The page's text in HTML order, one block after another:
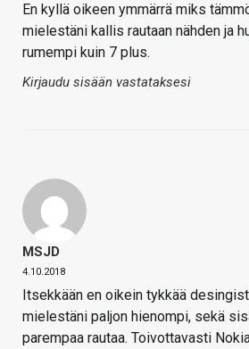
En kyllä oikeen ymmärrä miks
mielestäni kallis rautaan nähden ja
rumempi kuin 7 plus.
Kirjaudu sisään vastataksesi
MSJD
4.10.2018
Itsekkään en oikein tykkää
mielestäni paljon hienompi, sekä
parempaa rautaa. Toivottavasti